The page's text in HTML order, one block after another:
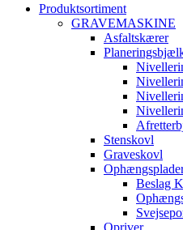
Produktsortiment
GRAVEMASKINE
Asfaltskærer
Stenskovl
Graveskovl
Beslag
Opriver